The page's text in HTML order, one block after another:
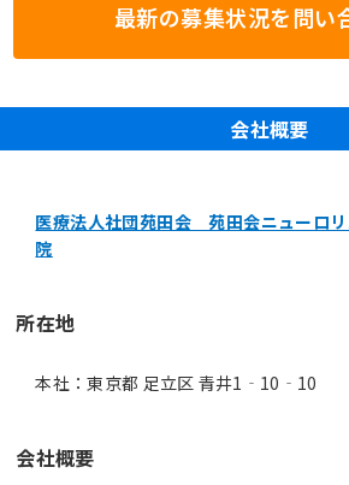
最新の募集状況を問い
会社概要
医療法人社団苑田会 苑田会ニューロ
院
所在地
本社：東京都 足立区 青井1‐10‐10
会社概要